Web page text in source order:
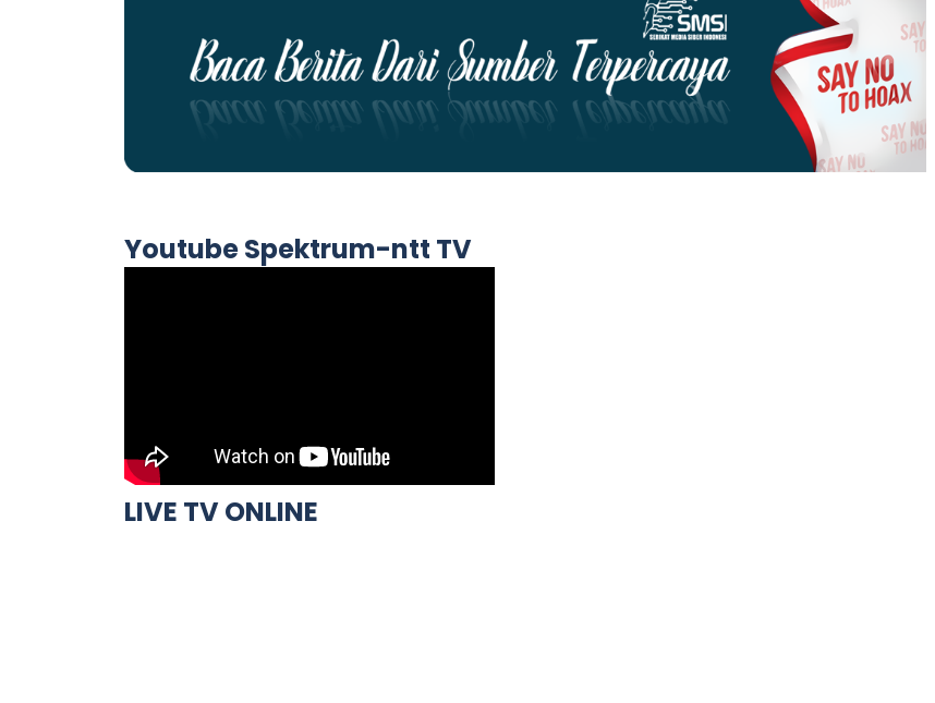
Youtube Spektrum-ntt TV
LIVE TV ONLINE